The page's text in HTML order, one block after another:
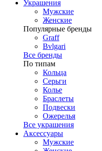
Украшения
Мужские
Женские
Популярные бренды
Graff
Bvlgari
Все бренды
По типам
Кольца
Серьги
Колье
Браслеты
Подвески
Ожерелья
Все украшения
Аксессуары
Мужские